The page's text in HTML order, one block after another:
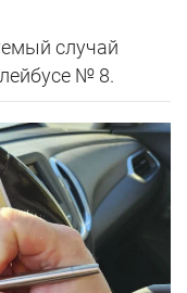
случай
№ 8.